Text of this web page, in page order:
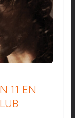
11 EN